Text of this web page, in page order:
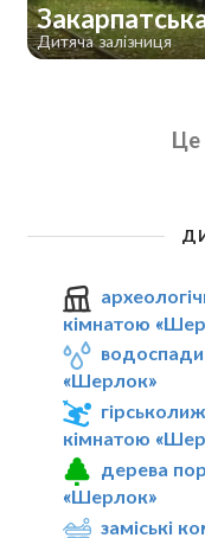
Дитяча залізниця
Це
кімнатою
водоспади
«Шерлок»
кімнатою
дерева
«Шерлок»
заміські